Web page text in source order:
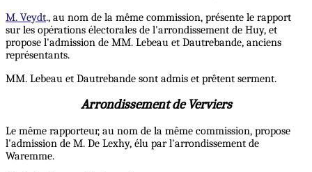
M. Veydt., au nom de la même commission, présente le rapport
sur les opérations électorales de l'arrondissement de Huy, et
propose l'admission de MM. Lebeau et Dautrebande, anciens
représentants.
MM. Lebeau et Dautrebande sont admis et prêtent serment.
Arrondissement de Verviers
Le même rapporteur, au nom de la même commission, propose
l'admission de M. De Lexhy, élu par l'arrondissement de
Waremme.